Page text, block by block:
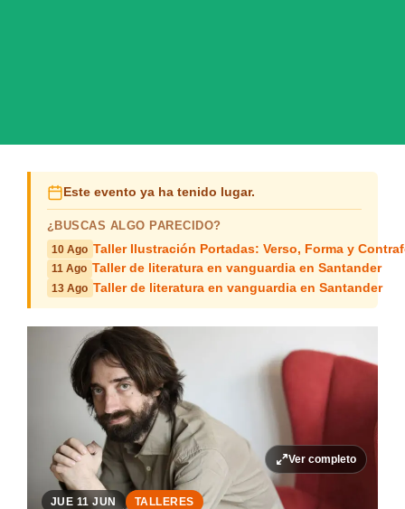
Este evento ya ha tenido lugar.
¿BUSCAS ALGO PARECIDO?
10 Ago Taller Ilustración Portadas: Verso, Forma y
11 Ago Taller de literatura en vanguardia en Santander
13 Ago Taller de literatura en vanguardia en Santander
Ver completo
JUE 11 JUN TALLERES